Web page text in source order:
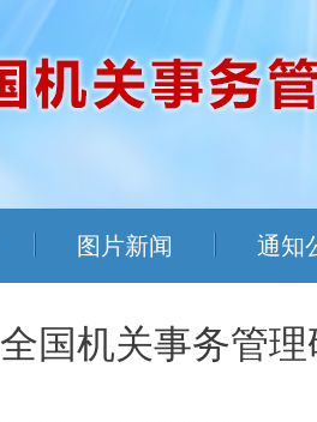
图片新闻 通知
全国机关事务管